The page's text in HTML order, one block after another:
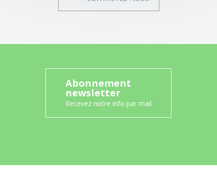
Abonnement
newsletter
Recevez notre info par mail